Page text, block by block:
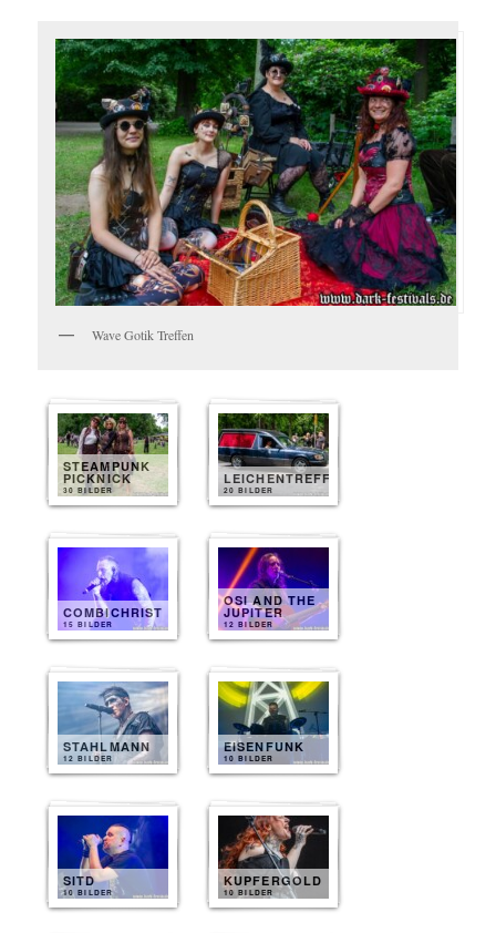
Wave Gotik Treffen
STEAMPUNK
PICKNICK
30 BILDER
LEICHENTREFF
20 BILDER
COMBICHRIST
15 BILDER
OSI AND THE
JUPITER
12 BILDER
STAHLMANN
12 BILDER
EISENFUNK
10 BILDER
SITD
10 BILDER
KUPFERGOLD
10 BILDER